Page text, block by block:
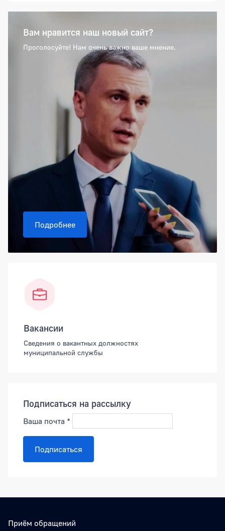
Вам нравится наш новый сайт?
Проголосуйте! Нам очень важно ваше мнение.
Подробнее
Вакансии
Сведения о вакантных должностях
муниципальной службы
Подписаться на рассылку
Ваша почта *
Подписаться
Приём обращений